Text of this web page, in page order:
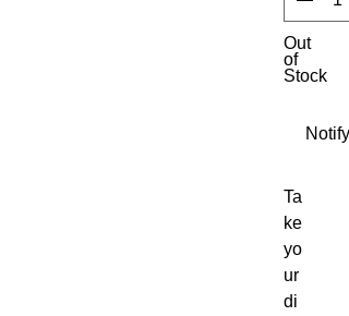
Out
of
Stock
Ta
ke
yo
ur
di